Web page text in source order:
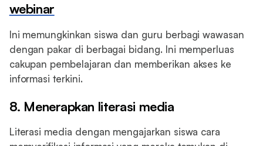
webinar
Ini memungkinkan siswa dan guru berbagi wawasan
dengan pakar di berbagai bidang. Ini memperluas
cakupan pembelajaran dan memberikan akses ke
informasi terkini.
8. Menerapkan literasi media
Literasi media dengan mengajarkan siswa cara